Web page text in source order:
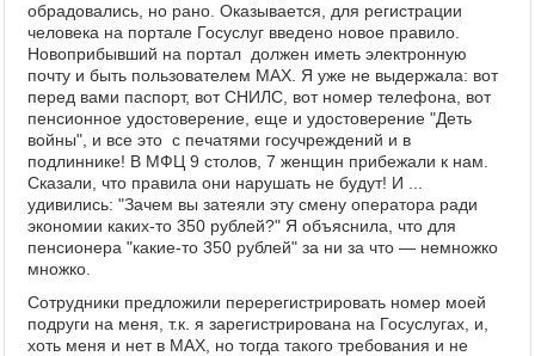
обрадовались, но рано. Оказывается, для регистрации
человека на портале Госуслуг введено новое правило.
Новоприбывший на портал должен иметь электронную
почту и быть пользователем МАХ. Я уже не выдержала: вот
перед вами паспорт, вот СНИЛС, вот номер телефона, вот
пенсионное удостоверение, еще и удостоверение "Деть
войны", и все это с печатями госучреждений и в
подлиннике! В МФЦ 9 столов, 7 женщин прибежали к нам.
Сказали, что правила они нарушать не будут! И ...
удивились: "Зачем вы затеяли эту смену оператора ради
экономии каких-то 350 рублей?" Я объяснила, что для
пенсионера "какие-то 350 рублей" за ни за что — немножко
множко.
Сотрудники предложили перерегистрировать номер моей
подруги на меня, т.к. я зарегистрирована на Госуслугах, и,
хоть меня и нет в МАХ, но тогда такого требования и не